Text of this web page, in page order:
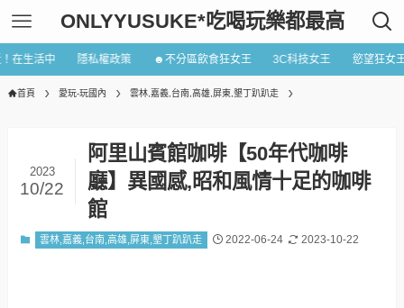
ONLYYUSUKE*吃喝玩樂都最高
在生活中 隱私權政策 ☻不分區飲食狂女王 3C科技女王 慾望狂女
首頁 愛玩-玩國內 雲林,嘉義,台南,高雄,屏東,墾丁趴趴走
阿里山賓館咖啡【50年代咖啡
廳】異國感,昭和風情十足的咖啡
館
2023
10/22
雲林,嘉義,台南,高雄,屏東,墾丁趴趴走 2022-06-24 2023-10-22